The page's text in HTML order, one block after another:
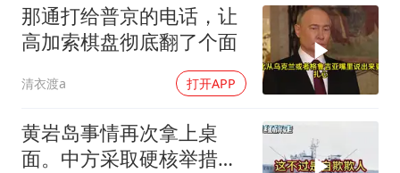
那通打给普京的电话，让
高加索棋盘彻底翻了个面
清衣渡a 打开APP
黄岩岛事情再次拿上桌
面。中方采取硬核举措，